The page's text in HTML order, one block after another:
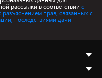
рассылки в соответствии с
разъяснением прав, связанных с
последствиями дачи